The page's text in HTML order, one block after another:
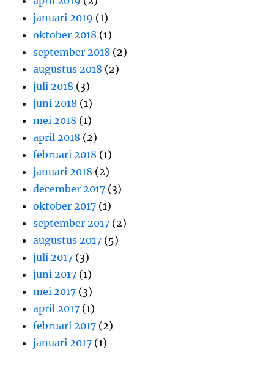
januari 2019 (1)
oktober 2018 (1)
september 2018 (2)
augustus 2018 (2)
juli 2018 (3)
juni 2018 (1)
mei 2018 (1)
april 2018 (2)
februari 2018 (1)
januari 2018 (2)
december 2017 (3)
oktober 2017 (1)
september 2017 (2)
augustus 2017 (5)
juli 2017 (3)
juni 2017 (1)
mei 2017 (3)
april 2017 (1)
februari 2017 (2)
januari 2017 (1)